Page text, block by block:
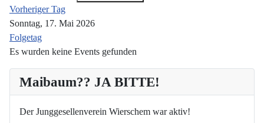
Maibaum?? JA BITTE!
Der Junggesellenverein Wierschem war aktiv!
Vorheriger Tag
Sonntag, 17. Mai 2026
Folgetag
Es wurden keine Events gefunden